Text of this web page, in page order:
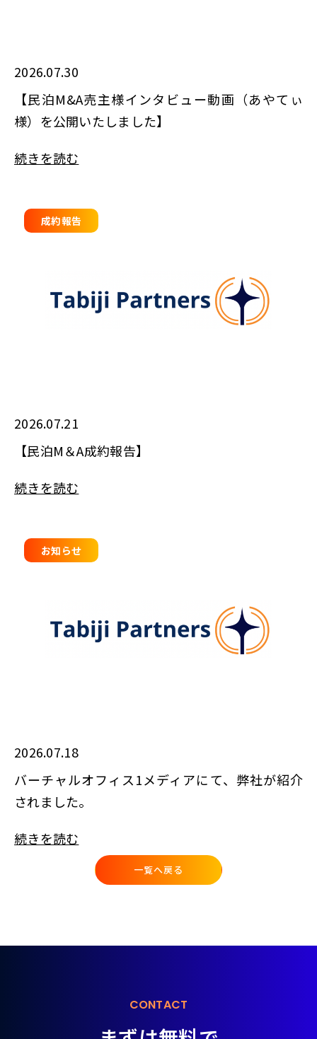
2026.07.30
【民泊M&A売主様インタビュー動画（あやてぃ
様）を公開いたしました】
続きを読む
成約報告
2026.07.21
【民泊M＆A成約報告】
続きを読む
お知らせ
2026.07.18
バーチャルオフィス1メディアにて、弊社が紹介
されました。
続きを読む
一覧へ戻る
CONTACT